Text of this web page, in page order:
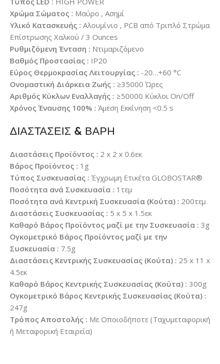
Χρώμα Σώματος : Μαύρο , Ασημί
Υλικό Κατασκευής : Αλουμίνιο , PCB από Τριπλό Στρώμα
Επίστρωσης Χαλκού / 3 Ounces
Ρυθμιζόμενη Ένταση : Ντιμαριζόμενο
Βαθμός Προστασίας : IP20
Εύρος Θερμοκρασίας Λειτουργίας : -20…+60 °C
Ονομαστική Διάρκεια Ζωής : ≥35000 Ώρες
Αριθμός Κύκλων Εναλλαγής : ≥50000 Κύκλοι On/Off
Χρόνος Έναυσης 100% : Άμεση Εκκίνηση <0.5 s
ΔΙΑΣΤΑΣΕΙΣ & ΒΑΡΗ
Διαστάσεις Προϊόντος : 2 x 2 x 0.6εκ
Βάρος Προϊόντος : 1g
Τύπος Συσκευασίας : Έγχρωμη Ετικέτα GLOBOSTAR®
Ποσότητα ανά Συσκευασία : 1τεμ
Ποσότητα ανά Κεντρική Συσκευασία (Κούτα) : 200τεμ
Διαστάσεις Συσκευασίας : 5 x 5 x 1.5εκ
Καθαρό Βάρος Προϊόντος μαζί με την Συσκευασία : 3g
Ογκομετρικό Βάρος Προϊόντος μαζί με την
Συσκευασία : 7.5g
Διαστάσεις Κεντρικής Συσκευασίας (Κούτα) : 25 x 11 x
4.5εκ
Καθαρό Βάρος Κεντρικής Συσκευασίας (Κούτα) : 300g
Ογκομετρικό Βάρος Κεντρικής Συσκευασίας (Κούτα) :
247g
Τρόπος Αποστολής : Με Οποιοδήποτε (Ταχυμεταφορική
ή Μεταφορική Εταιρεία)